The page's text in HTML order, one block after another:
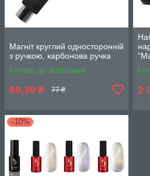
Магніт круглий односторонній
з ручкою, карбонова ручка
Готово до відправки
69,30 ₴ 77 ₴ 2
–10%